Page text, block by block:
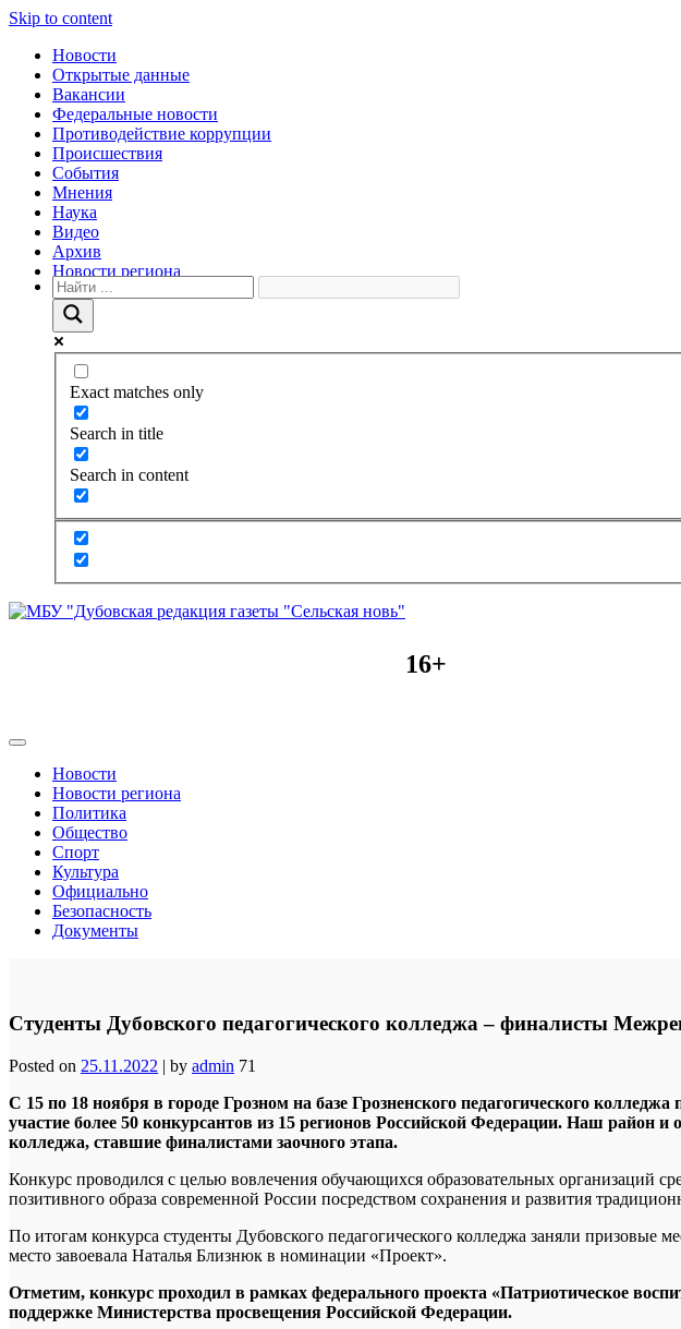
Skip to content
Новости
Открытые данные
Вакансии
Федеральные новости
Противодействие коррупции
Происшествия
События
Мнения
Наука
Видео
Архив
Новости региона
Exact matches only
Search in title
Search in content
16+
Новости
Новости региона
Политика
Общество
Спорт
Культура
Официально
Безопасность
Документы
Студенты Дубовского педагогического колледжа – финалисты
Posted on 25.11.2022 | by admin 71
С 15 по 18 ноября в городе Грозном на базе Грозненского педагогического
участие более 50 конкурсантов из 15 регионов Российской Федерации. Наш район и
колледжа, ставшие финалистами заочного этапа.
Конкурс проводился с целью вовлечения обучающихся образовательных организаций
позитивного образа современной России посредством сохранения и развития
По итогам конкурса студенты Дубовского педагогического колледжа заняли
место завоевала Наталья Близнюк в номинации «Проект».
Отметим, конкурс проходил в рамках федерального проекта «Патриотическое
поддержке Министерства просвещения Российской Федерации.